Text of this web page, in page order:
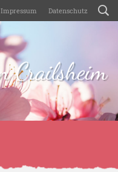
Impressum Datenschutz
Crailsheim